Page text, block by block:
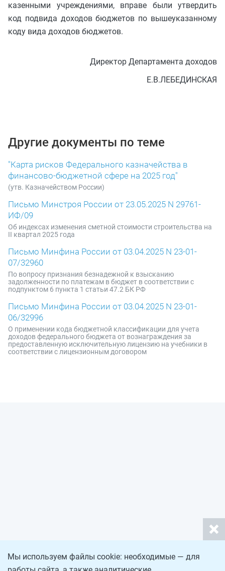
казенными учреждениями, вправе были утвердить
код подвида доходов бюджетов по вышеуказанному
коду вида доходов бюджетов.
Директор Департамента доходов
Е.В.ЛЕБЕДИНСКАЯ
Другие документы по теме
"Карта рисков Федерального казначейства в
финансово-бюджетной сфере на 2025 год"
(утв. Казначейством России)
Письмо Минстроя России от 23.05.2025 N 29761-
ИФ/09
Об индексах изменения сметной стоимости строительства на
II квартал 2025 года
Письмо Минфина России от 03.04.2025 N 23-01-
07/32960
По вопросу признания безнадежной к взысканию
задолженности по платежам в бюджет в соответствии с
подпунктом 6 пункта 1 статьи 47.2 БК РФ
Письмо Минфина России от 03.04.2025 N 23-01-
06/32996
О применении кода бюджетной классификации для учета
доходов федерального бюджета от вознаграждения за
предоставленную исключительную лицензию на учебники в
соответствии с лицензионным договором
Мы используем файлы cookie: необходимые — для